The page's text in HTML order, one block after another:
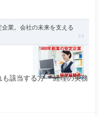
業。会社の未来を支える
該当する方 ・経理の実務